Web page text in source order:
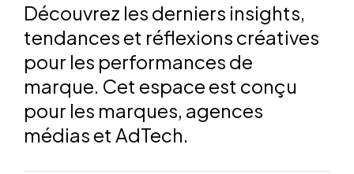
Découvrez les derniers insights,
tendances et réflexions créatives
pour les performances de
marque. Cet espace est conçu
pour les marques, agences
médias et AdTech.